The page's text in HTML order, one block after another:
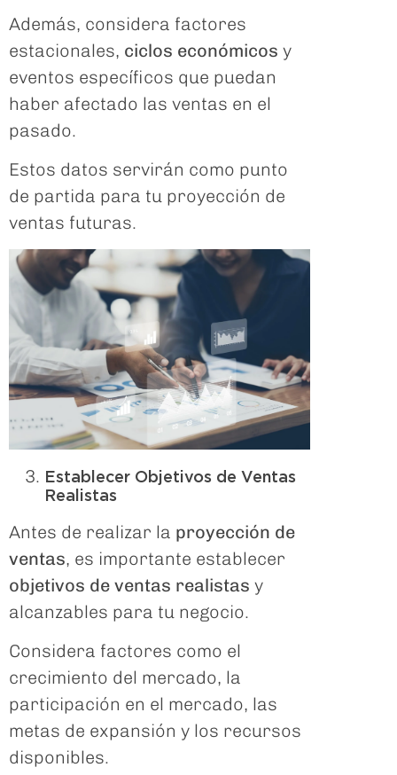
Además, considera factores
estacionales, ciclos económicos y
eventos específicos que puedan
haber afectado las ventas en el
pasado.
Estos datos servirán como punto
de partida para tu proyección de
ventas futuras.
Establecer Objetivos de Ventas
Realistas
Antes de realizar la proyección de
ventas, es importante establecer
objetivos de ventas realistas y
alcanzables para tu negocio.
Considera factores como el
crecimiento del mercado, la
participación en el mercado, las
metas de expansión y los recursos
disponibles.